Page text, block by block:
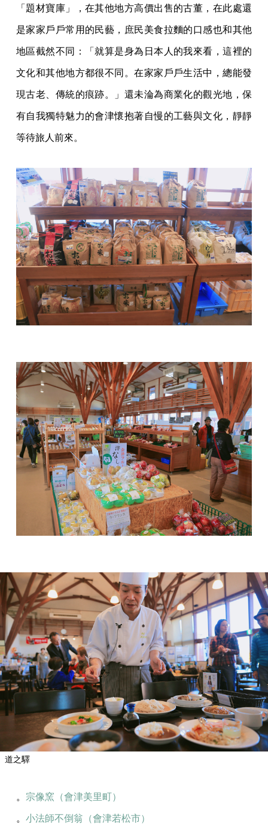
「題材寶庫」，在其他地方高價出售的古董，在此處還
是家家戶戶常用的民藝，庶民美食拉麵的口感也和其他
地區截然不同：「就算是身為日本人的我來看，這裡的
文化和其他地方都很不同。在家家戶戶生活中，總能發
現古老、傳統的痕跡。」還未淪為商業化的觀光地，保
有自我獨特魅力的會津懷抱著自慢的工藝與文化，靜靜
等待旅人前來。
道之驛
。 宗像窯（會津美里町）
。 小法師不倒翁（會津若松市）